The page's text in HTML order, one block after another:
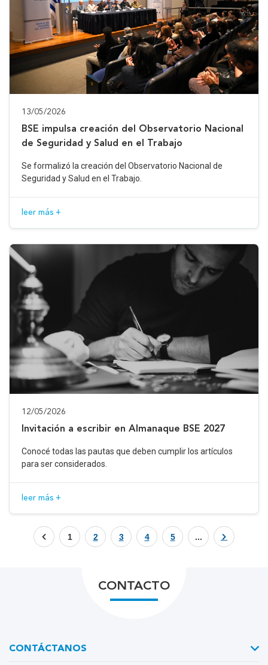
13/05/2026
BSE impulsa creación del Observatorio Nacional
de Seguridad y Salud en el Trabajo
Se formalizó la creación del Observatorio Nacional de
Seguridad y Salud en el Trabajo.
leer más +
12/05/2026
Invitación a escribir en Almanaque BSE 2027
Conocé todas las pautas que deben cumplir los artículos
para ser considerados.
leer más +
1 2 3 4 5 ...
CONTACTO
CONTÁCTANOS